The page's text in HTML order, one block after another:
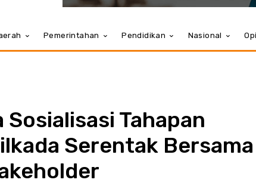
Pemerintahan Pendidikan Nasional
Sosialisasi Tahapan
Serentak Bersama